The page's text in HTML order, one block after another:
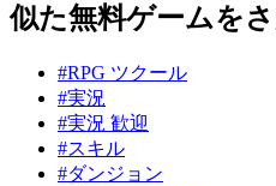
似た無料ゲームをさ
#RPG ツクール
#実況
#実況 歓迎
#スキル
#ダンジョン